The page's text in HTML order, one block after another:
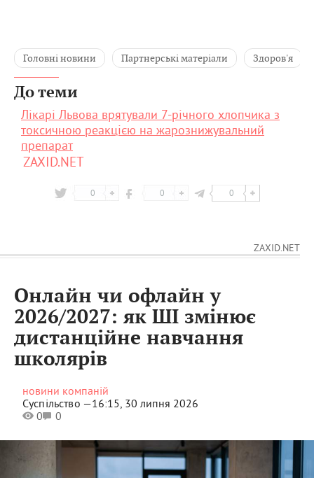
Головні новини Партнерські матеріали Здоров'я
До теми
Лікарі Львова врятували 7-річного хлопчика з
токсичною реакцією на жарознижувальний
препарат
ZAXID.NET
0 0 0
ZAXID.NET
Онлайн чи офлайн у
2026/2027: як ШІ змінює
дистанційне навчання
школярів
новини компаній
Суспільство —16:15, 30 липня 2026
0
0